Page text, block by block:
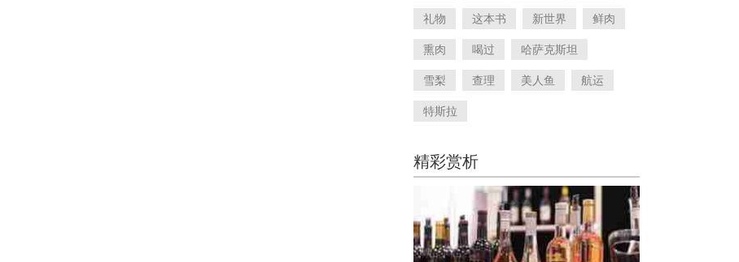
礼物 这本书 新世界 鲜肉
熏肉 喝过 哈萨克斯坦
雪梨 查理 美人鱼 航运
特斯拉
精彩赏析